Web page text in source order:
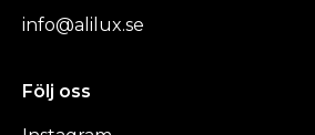
info@alilux.se
Följ oss